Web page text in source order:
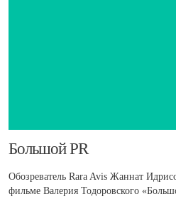
​Большой PR
Обозреватель Rara Avis Жаннат
фильме Валерия Тодоровского